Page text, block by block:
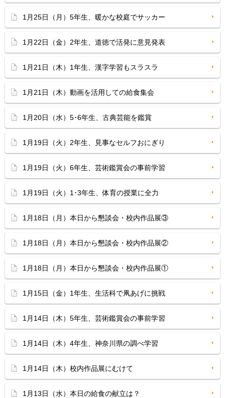
1月25日（月）5年生、暖かな校庭でサッカー
1月22日（金）2年生、道徳で活発に意見発表
1月21日（木）1年生、漢字学習もスラスラ
1月21日（木）動画を活用しての給食集会
1月20日（水）5･6年生、古典芸能を鑑賞
1月19日（火）2年生、見事なセルフおにぎり
1月19日（火）6年生、芸術鑑賞会の事前学習
1月19日（火）1･3年生、体育の授業に全力
1月18日（月）本日から懇談会・校内作品展③
1月18日（月）本日から懇談会・校内作品展②
1月18日（月）本日から懇談会・校内作品展①
1月15日（金）1年生、生活科で凧あげに挑戦
1月14日（木）5年生、芸術鑑賞会の事前学習
1月14日（木）4年生、神奈川県の調べ学習
1月14日（木）校内作品展にむけて
1月13日（水）本日の給食の献立は？